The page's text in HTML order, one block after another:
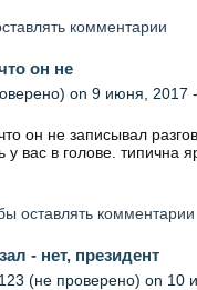
комментарии
он не
on 9 июня, 2017
он не записывал
у вас в голове. типична
оставлять комментарии
- нет, президент
(не проверено) on 10